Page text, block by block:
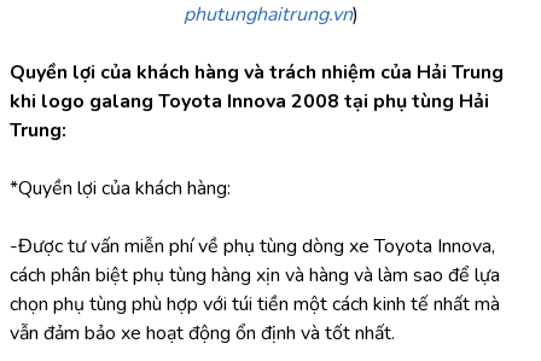
phutunghaitrung.vn)
Quyền lợi của khách hàng và trách nhiệm của Hải Trung
khi logo galang Toyota Innova 2008 tại phụ tùng Hải
Trung:
*Quyền lợi của khách hàng:
-Được tư vấn miễn phí về phụ tùng dòng xe Toyota Innova,
cách phân biệt phụ tùng hàng xịn và hàng và làm sao để lựa
chọn phụ tùng phù hợp với túi tiền một cách kinh tế nhất mà
vẫn đảm bảo xe hoạt động ổn định và tốt nhất.